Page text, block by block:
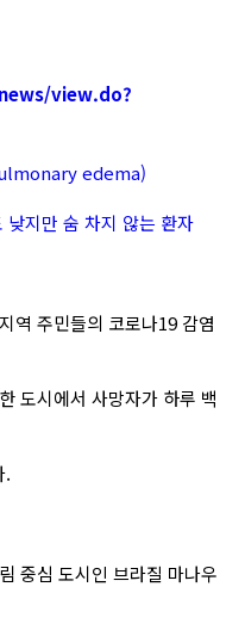
view.do?
edema)
지만 숨 차지 않는 환자
역 주민들의 코로나19 감염
도시에서 사망자가 하루 백
.
중심 도시인 브라질 마나우